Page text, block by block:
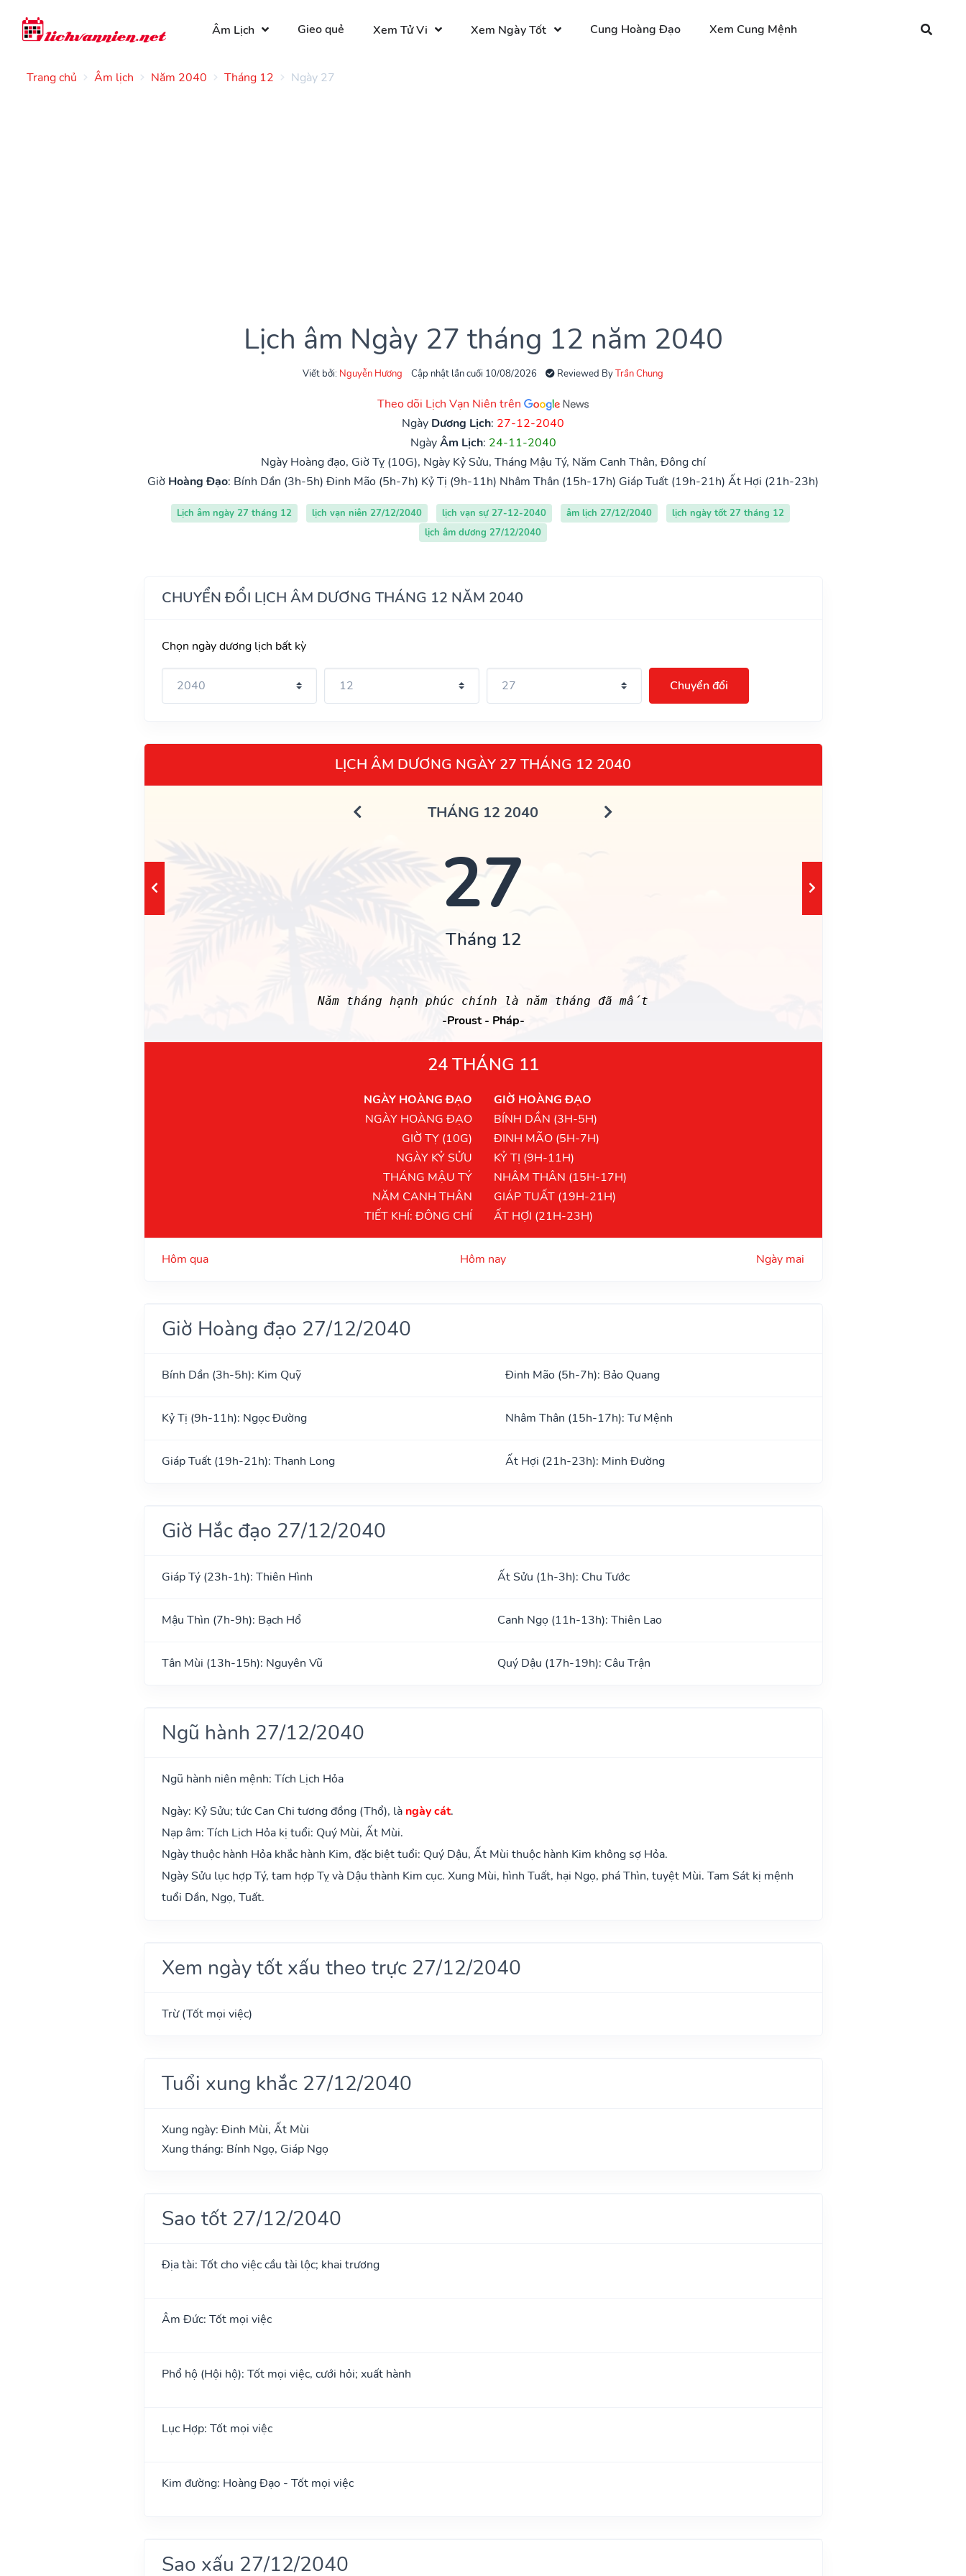
Âm Lịch Gieo quẻ Xem Tử Vi Xem Ngày Tốt Cung Hoàng Đạo Xem Cung Mệnh
Trang chủ Âm lịch Năm 2040 Tháng 12 Ngày 27
Lịch âm Ngày 27 tháng 12 năm 2040
Viết bởi: Nguyễn Hương Cập nhật lần cuối 10/08/2026 Reviewed ByTrần Chung
Theo dõi Lịch Vạn Niên trên
Ngày Dương Lịch: 27-12-2040
NgàyÂm Lịch: 24-11-2040
Ngày Hoàng đạo, Giờ Tỵ (10G), Ngày Kỷ Sửu, Tháng Mậu Tý, Năm Canh Thân, Đông chí
Giờ Hoàng Đạo: Bính Dần (3h-5h) Đinh Mão (5h-7h) Kỷ Tị (9h-11h) Nhâm Thân (15h-17h) Giáp Tuất (19h-21h) Ất Hợi (21h-23h)
Lịch âm ngày 27 tháng 12 lịch vạn niên 27/12/2040 lịch vạn sự 27-12-2040 âm lịch 27/12/2040
lịch ngày tốt 27 tháng 12
lịch âm dương 27/12/2040
CHUYỂN ĐỔI LỊCH ÂM DƯƠNG THÁNG 12 NĂM 2040
Chọn ngày dương lịch bất kỳ
Chuyển đổi
LỊCH ÂM DƯƠNG NGÀY 27 THÁNG 12 2040
THÁNG 12 2040
27
Tháng 12
Năm tháng hạnh phúc chính là năm tháng đã mất
-Proust - Pháp-
24 THÁNG 11
NGÀY HOÀNG ĐẠO
NGÀY HOÀNG ĐẠO
GIỜ TỴ (10G)
NGÀY KỶ SỬU
THÁNG MẬU TÝ
NĂM CANH THÂN
TIẾT KHÍ: ĐÔNG CHÍ
GIỜ HOÀNG ĐẠO
BÍNH DẦN (3H-5H)
ĐINH MÃO (5H-7H)
KỶ TỊ (9H-11H)
NHÂM THÂN (15H-17H)
GIÁP TUẤT (19H-21H)
ẤT HỢI (21H-23H)
Hôm qua Hôm nay Ngày mai
Giờ Hoàng đạo 27/12/2040
Bính Dần (3h-5h): Kim Quỹ Đinh Mão (5h-7h): Bảo Quang
Kỷ Tị (9h-11h): Ngọc Đường Nhâm Thân (15h-17h): Tư Mệnh
Giáp Tuất (19h-21h): Thanh Long Ất Hợi (21h-23h): Minh Đường
Giờ Hắc đạo 27/12/2040
Giáp Tý (23h-1h): Thiên Hình Ất Sửu (1h-3h): Chu Tước
Mậu Thìn (7h-9h): Bạch Hổ Canh Ngọ (11h-13h): Thiên Lao
Tân Mùi (13h-15h): Nguyên Vũ Quý Dậu (17h-19h): Câu Trận
Ngũ hành 27/12/2040
Ngũ hành niên mệnh: Tích Lịch Hỏa
Ngày: Kỷ Sửu; tức Can Chi tương đồng (Thổ), là ngày cát.
Nạp âm: Tích Lịch Hỏa kị tuổi: Quý Mùi, Ất Mùi.
Ngày thuộc hành Hỏa khắc hành Kim, đặc biệt tuổi: Quý Dậu, Ất Mùi thuộc hành Kim không sợ Hỏa.
Ngày Sửu lục hợp Tý, tam hợp Tỵ và Dậu thành Kim cục. Xung Mùi, hình Tuất, hại Ngọ, phá Thìn, tuyệt Mùi. Tam Sát kị mệnh
tuổi Dần, Ngọ, Tuất.
Xem ngày tốt xấu theo trực 27/12/2040
Trừ (Tốt mọi việc)
Tuổi xung khắc 27/12/2040
Xung ngày: Đinh Mùi, Ất Mùi
Xung tháng: Bính Ngọ, Giáp Ngọ
Sao tốt 27/12/2040
Địa tài: Tốt cho việc cầu tài lộc; khai trương
Âm Đức: Tốt mọi việc
Phổ hộ (Hội hộ): Tốt mọi việc, cưới hỏi; xuất hành
Lục Hợp: Tốt mọi việc
Kim đường: Hoàng Đạo - Tốt mọi việc
Sao xấu 27/12/2040